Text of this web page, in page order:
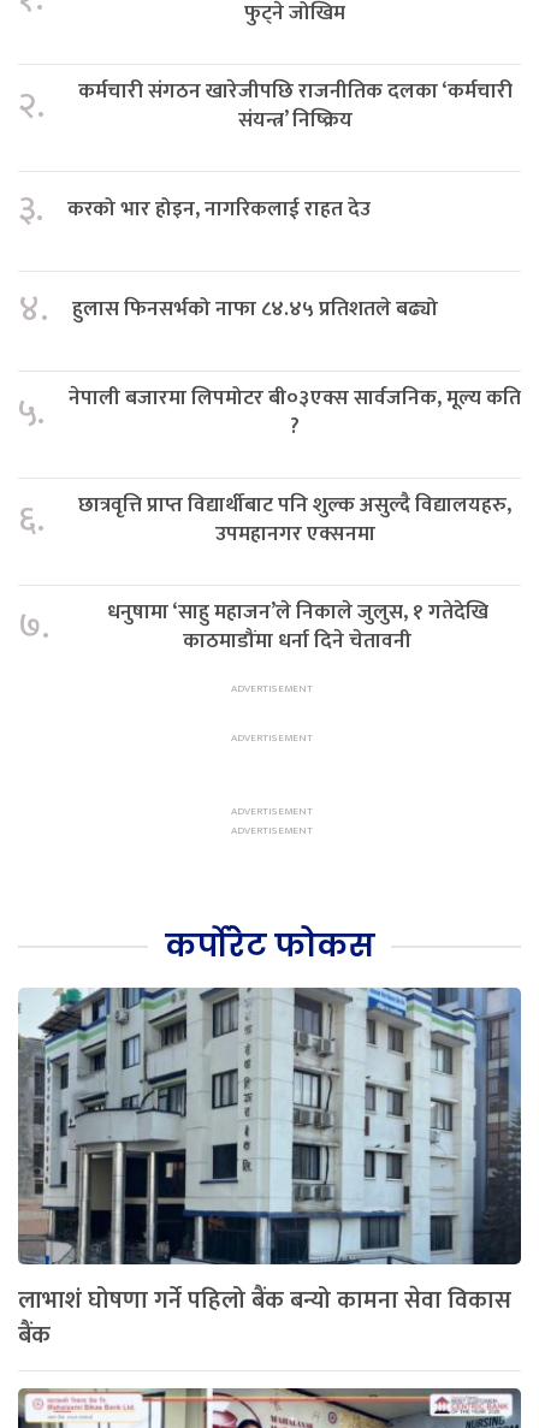
फुट्ने जोखिम
२.
कर्मचारी संगठन खारेजीपछि राजनीतिक दलका ‘कर्मचारी
संयन्त्र’ निष्क्रिय
३. करको भार होइन, नागरिकलाई राहत देउ
४. हुलास फिनसर्भको नाफा ८४.४५ प्रतिशतले बढ्यो
५.
नेपाली बजारमा लिपमोटर बी०३एक्स सार्वजनिक, मूल्य कति
?
६.
छात्रवृत्ति प्राप्त विद्यार्थीबाट पनि शुल्क असुल्दै विद्यालयहरु,
उपमहानगर एक्सनमा
७.
धनुषामा ‘साहु महाजन’ले निकाले जुलुस, १ गतेदेखि
काठमाडौंमा धर्ना दिने चेतावनी
कर्पोरेट फोकस
लाभाशं घोषणा गर्ने पहिलो बैंक बन्यो कामना सेवा विकास
बैंक